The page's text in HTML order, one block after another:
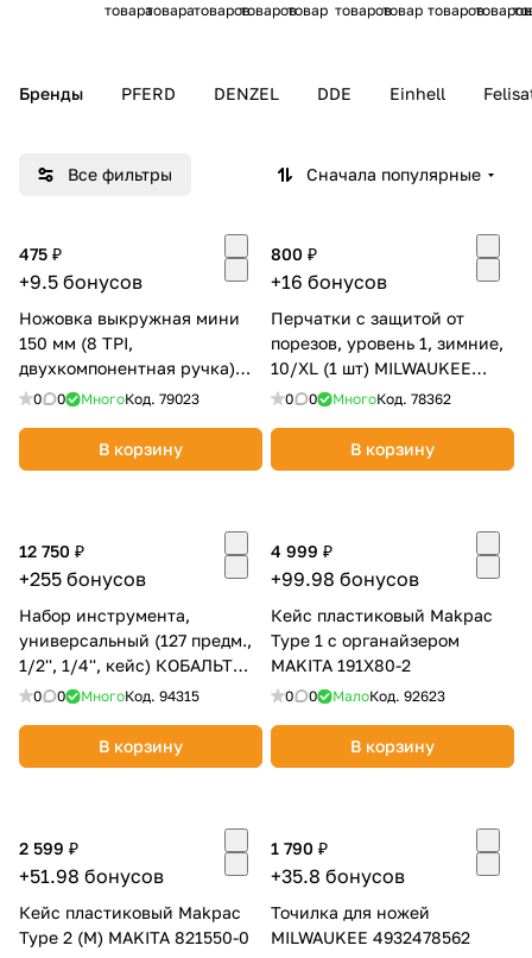
товара
ый
нт
товара
умент
товаров
умент
товаров
ный
инст
товар
умент
товаров
руд
товар
умент
товаровтоваров
Бренды PFERD DENZEL DDE Einhell
Все фильтры Сначала популярные
475 ₽
+9.5 бонусов
Ножовка выкружная мини
150 мм (8 TPI,
двухкомпонентная ручка)
КОБАЛЬТ 246-210
0 0 МногоКод. 79023
В корзину
800 ₽
+16 бонусов
Перчатки с защитой от
порезов, уровень 1, зимние,
10/XL (1 шт) MILWAUKEE
4932471345
0 0 МногоКод. 78362
В корзину
12 750 ₽
+255 бонусов
Набор инструмента,
универсальный (127 предм.,
1/2'', 1/4'', кейс) КОБАЛЬТ
919-678
0 0 МногоКод. 94315
В корзину
4 999 ₽
+99.98 бонусов
Кейс пластиковый Makpac
Type 1 с органайзером
MAKITA 191X80-2
0 0 МалоКод. 92623
В корзину
2 599 ₽
+51.98 бонусов
Кейс пластиковый Makpac
Type 2 (M) MAKITA 821550-0
1 790 ₽
+35.8 бонусов
Точилка для ножей
MILWAUKEE 4932478562
25% картой любого банка
Получайте товар
выбранный способом
Оставшиеся
% будут
списываться
с вашей карты
%
об оплате Плайтом
25
раз в 2
недели
8 800 302-02-51